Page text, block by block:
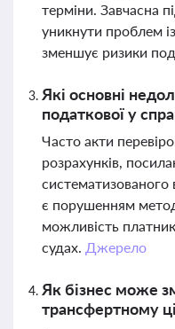
терміни. Завчасна
уникнути проблем
зменшує ризики
Які основні
податкової у
Часто акти
розрахунків,
є порушенням
можливість
судах. Джерело
Як бізнес може
трансфертному